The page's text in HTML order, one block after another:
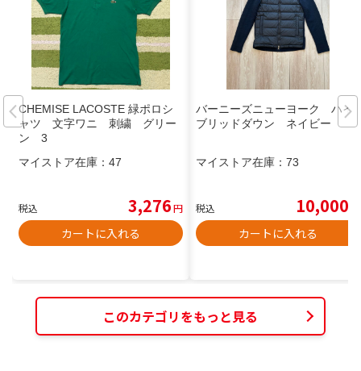
CHEMISE LACOSTE 緑ポロシ
ャツ 文字ワニ 刺繍 グリー
ン 3
マイストア在庫： 47
税込 3,276円
カートに入れる
バーニーズニューヨーク ハイ
ブリッドダウン ネイビー
マイストア在庫： 73
税込 10,000
カートに入れる
このカテゴリをもっと見る